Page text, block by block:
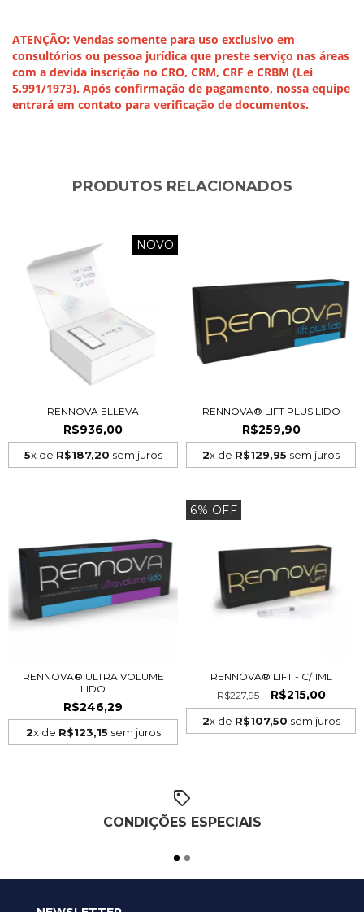
ATENÇÃO: Vendas somente para uso exclusivo em
consultórios ou pessoa jurídica que preste serviço nas áreas
com a devida inscrição no CRO, CRM, CRF e CRBM (Lei
5.991/1973). Após confirmação de pagamento, nossa equipe
entrará em contato para verificação de documentos.
PRODUTOS RELACIONADOS
NOVO
RENNOVA ELLEVA
R$936,00
5x de R$187,20 sem juros
RENNOVA® LIFT PLUS LIDO
R$259,90
2x de R$129,95 sem juros
RENNOVA® ULTRA VOLUME
LIDO
R$246,29
2x de R$123,15 sem juros
6% OFF
RENNOVA® LIFT - C/ 1ML
R$227,95
R$215,00
2x de R$107,50 sem juros
CONDIÇÕES ESPECIAIS